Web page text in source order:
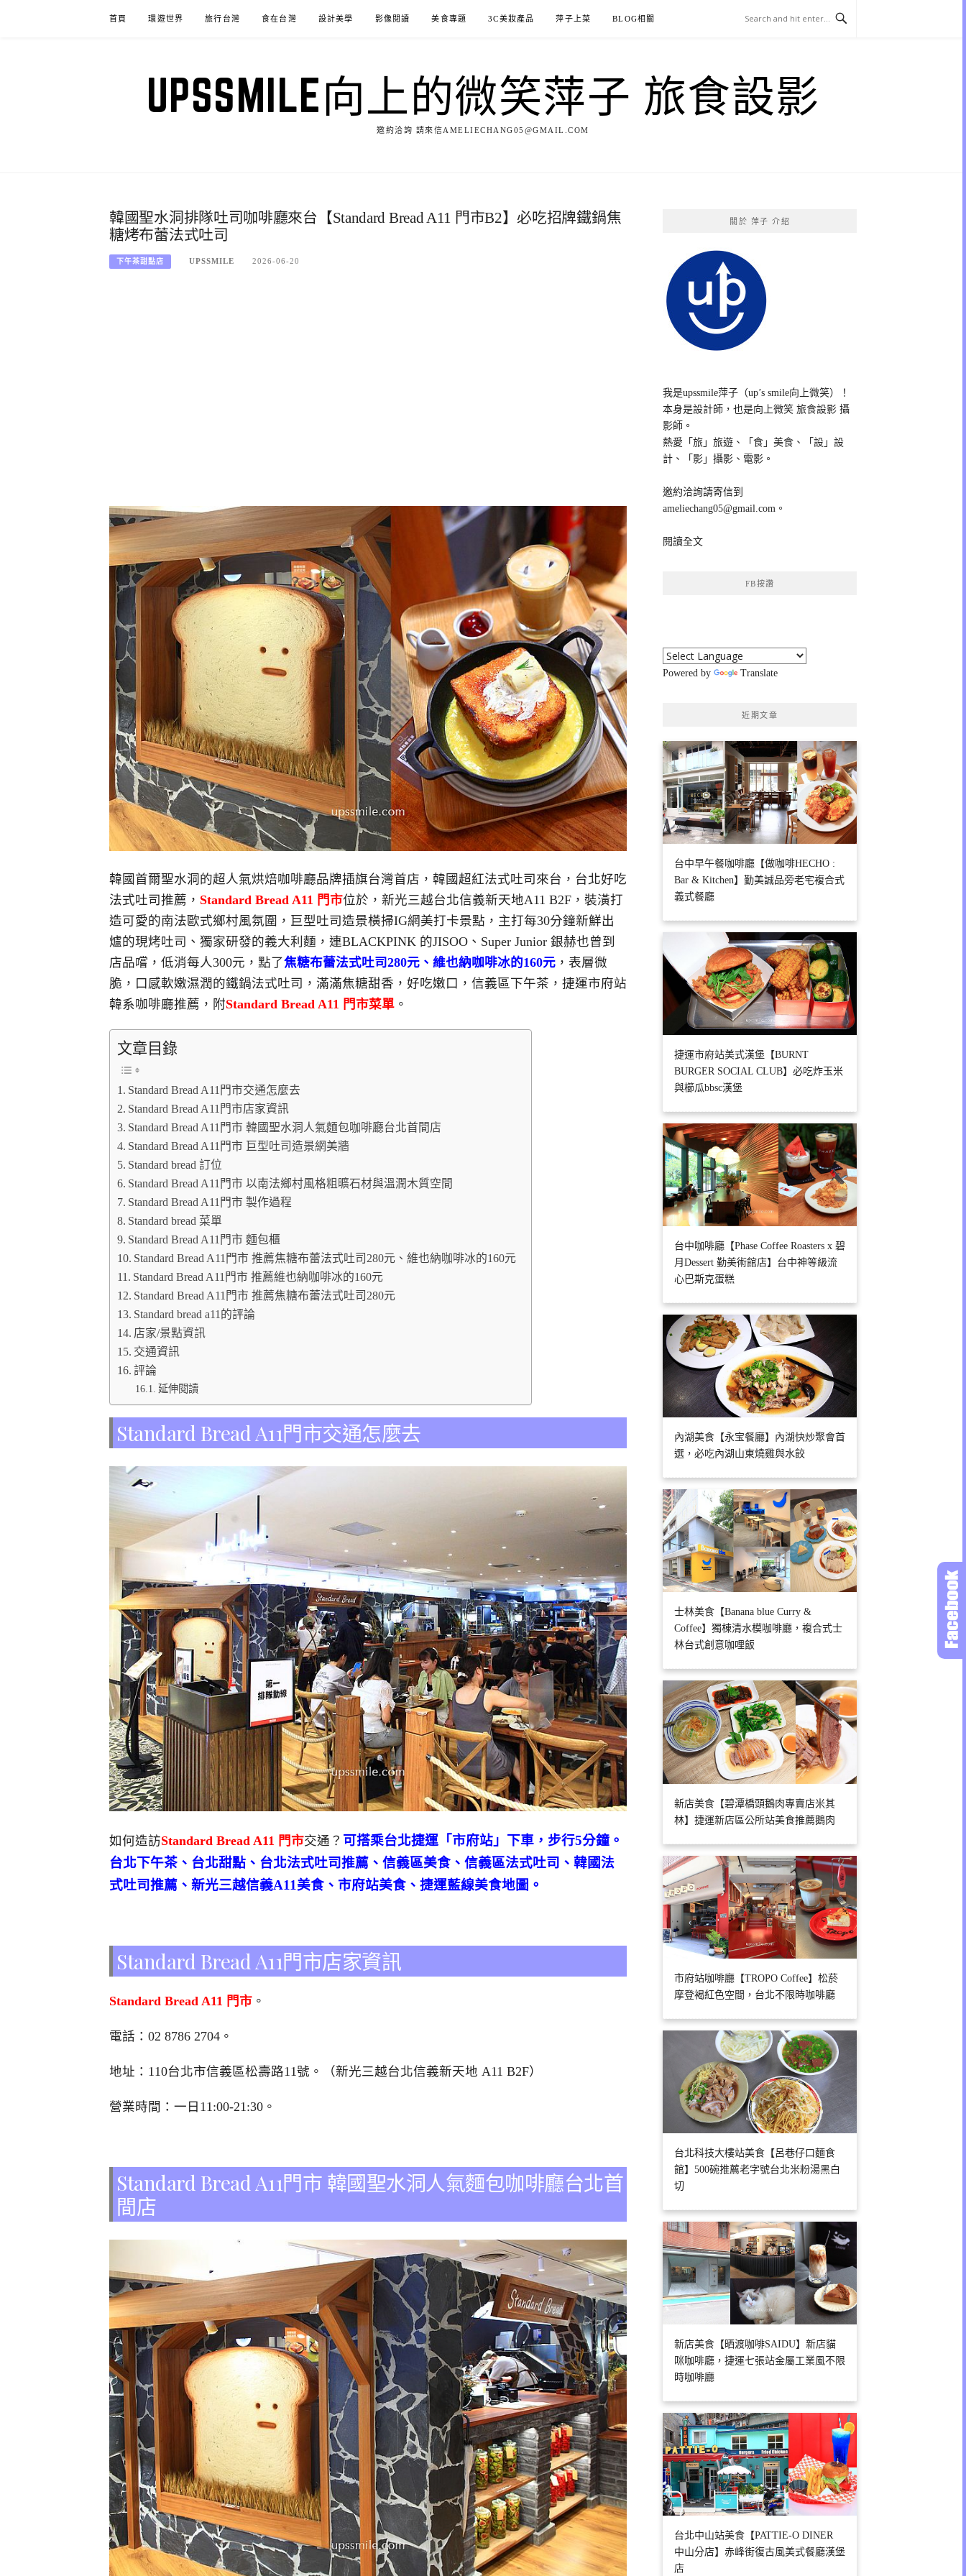
首頁 環遊世界 旅行台灣 食在台灣 設計美學 影像閱讀 美食專題 3C美妝產品 萍子上菜 BLOG相關
UPSSMILE向上的微笑萍子 旅食設影
邀約洽詢 請來信AMELIECHANG05@GMAIL.COM
韓國聖水洞排隊吐司咖啡廳來台【Standard Bread A11 門市B2】必吃招牌鐵鍋焦
糖烤布蕾法式吐司
下午茶甜點店 UPSSMILE 2026-06-20
韓國首爾聖水洞的超人氣烘焙咖啡廳品牌插旗台灣首店，韓國超紅法式吐司來台，台北好吃
法式吐司推薦， Standard Bread A11 門市位於，新光三越台北信義新天地A11 B2F，裝潢打
造可愛的南法歐式鄉村風氛圍，巨型吐司造景橫掃IG網美打卡景點，主打每30分鐘新鮮出
爐的現烤吐司、獨家研發的義大利麵，連BLACKPINK 的JISOO、Super Junior 銀赫也曾到
店品嚐，低消每人300元，點了焦糖布蕾法式吐司280元、維也納咖啡冰的160元 ，表層微
脆，口感軟嫩濕潤的鐵鍋法式吐司，滿滿焦糖甜香，好吃嫩口，信義區下午茶，捷運市府站
韓系咖啡廳推薦，附Standard Bread A11 門市菜單 。
文章目錄
Standard Bread A11門市交通怎麼去
Standard Bread A11門市店家資訊
Standard Bread A11門市 韓國聖水洞人氣麵包咖啡廳台北首間店
Standard Bread A11門市 巨型吐司造景網美牆
Standard bread 訂位
Standard Bread A11門市 以南法鄉村風格粗曠石材與溫潤木質空間
Standard Bread A11門市 製作過程
Standard bread 菜單
Standard Bread A11門市 麵包櫃
Standard Bread A11門市 推薦焦糖布蕾法式吐司280元、維也納咖啡冰的160元
Standard Bread A11門市 推薦維也納咖啡冰的160元
Standard Bread A11門市 推薦焦糖布蕾法式吐司280元
Standard bread a11的評論
店家/景點資訊
交通資訊
評論
延伸閱讀
Standard Bread A11門市交通怎麼去
如何造訪Standard Bread A11 門市交通？ 可搭乘台北捷運「市府站」下車，步行5分鐘。
台北下午茶、台北甜點、台北法式吐司推薦、信義區美食、信義區法式吐司、韓國法
式吐司推薦、新光三越信義A11美食、市府站美食、捷運藍線美食地圖。
Standard Bread A11門市店家資訊
Standard Bread A11 門市 。
電話： 02 8786 2704 。
地址：110台北市信義區松壽路11號。（新光三越台北信義新天地 A11 B2F）
營業時間：一日11:00-21:30。
Standard Bread A11門市 韓國聖水洞人氣麵包咖啡廳台北首
間店
關於 萍子 介紹
我是upssmile萍子（up’s smile向上微笑）！
本身是設計師，也是向上微笑 旅食設影 攝
影師。
熱愛「旅」旅遊、「食」美食、「設」設
計、「影」攝影、電影。
邀約洽詢請寄信到
ameliechang05@gmail.com。
閱讀全文
FB按讚
Powered by Translate
近期文章
台中早午餐咖啡廳【做咖啡HECHO :
Bar & Kitchen】勤美誠品旁老宅複合式
義式餐廳
捷運市府站美式漢堡【BURNT
BURGER SOCIAL CLUB】必吃炸玉米
與櫛瓜bbsc漢堡
台中咖啡廳【Phase Coffee Roasters x 碧
月Dessert 勤美術館店】台中神等級流
心巴斯克蛋糕
內湖美食【永宝餐廳】內湖快炒聚會首
選，必吃內湖山東燒雞與水餃
士林美食【Banana blue Curry &
Coffee】獨棟清水模咖啡廳，複合式士
林台式創意咖哩飯
新店美食【碧潭橋頭鵝肉專賣店米其
林】捷運新店區公所站美食推薦鵝肉
市府站咖啡廳【TROPO Coffee】松菸
摩登褐紅色空間，台北不限時咖啡廳
台北科技大樓站美食【呂巷仔口麵食
館】500碗推薦老字號台北米粉湯黑白
切
新店美食【晒渡咖啡SAIDU】新店貓
咪咖啡廳，捷運七張站金屬工業風不限
時咖啡廳
台北中山站美食【PATTIE-O DINER
中山分店】赤峰街復古風美式餐廳漢堡
店